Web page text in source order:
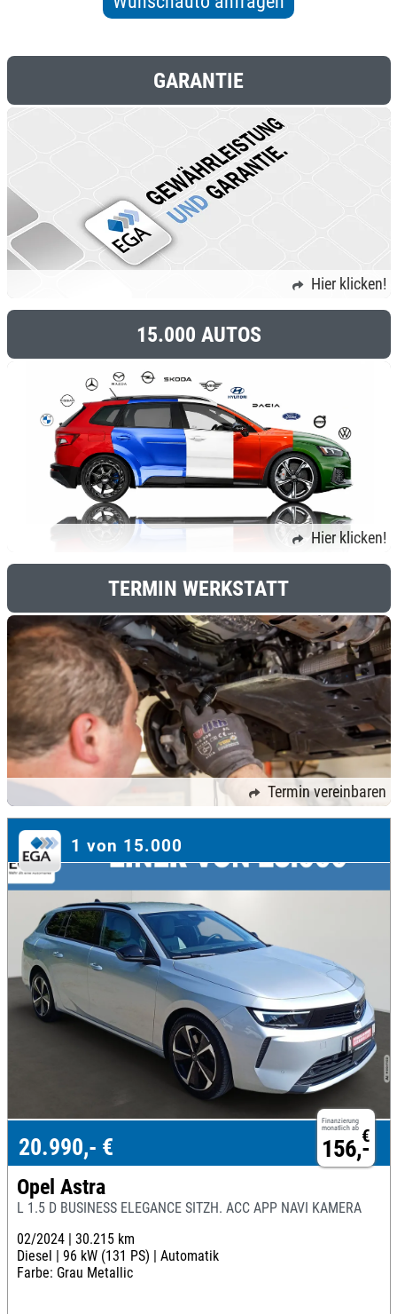
GARANTIE
Hier klicken!
15.000 AUTOS
Hier klicken!
TERMIN WERKSTATT
Termin vereinbaren
1 von 15.000
Finanzierung
monatlich ab €
156,-
20.990,- €
Opel Astra
L 1.5 D BUSINESS ELEGANCE SITZH. ACC APP NAVI KAMERA
02/2024 | 30.215 km
Diesel | 96 kW (131 PS) | Automatik
Farbe: Grau Metallic